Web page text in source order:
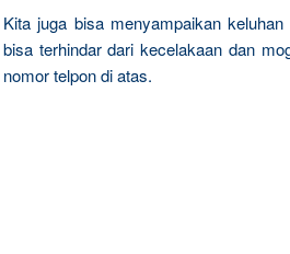
Kita juga bisa menyampaikan keluhan
bisa terhindar dari kecelakaan dan
nomor telpon di atas.